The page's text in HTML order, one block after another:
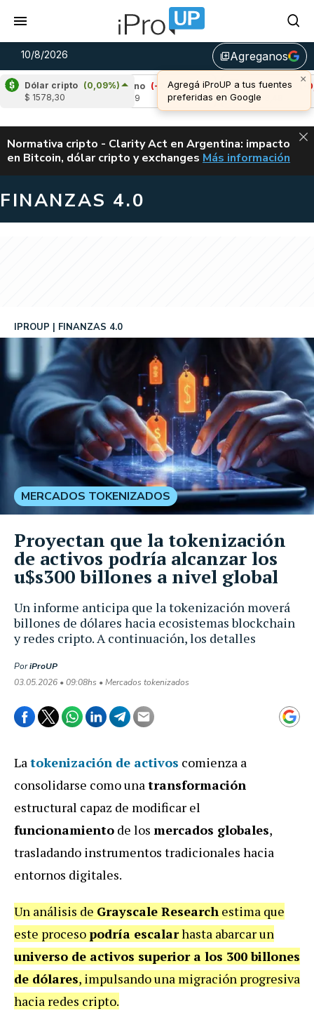
10/8/2026 library_addAgreganos
×
Agregá iProUP a tus fuentes
preferidas en Google
Dólar cripto (0,09%)
$ 1578,30
Cardano (-2,73%)
Avalanche (-0,73%)
u$s 6,48
ALERTA
Normativa cripto - Clarity Act en Argentina: impacto
en Bitcoin, dólar cripto y exchanges CLARITY ACT EN
Más información
FINANZAS 4.0
Un informe anticipa que la tokenización moverá
billones de dólares hacia ecosistemas blockchain
y redes cripto. A continuación, los detalles
IPROUP FINANZAS 4.0
PoriProUP
03.05.2026 • 09:08hs • Mercados tokenizados
MERCADOS TOKENIZADOS
Proyectan que la tokenización
de activos podría alcanzar los
u$s300 billones a nivel global
Latokenización de activos comienza a
consolidarse como unatransformación
estructural capaz de modificar el
funcionamiento de los mercados globales,
trasladando instrumentos tradicionales hacia
entornos digitales.
Un análisis de Grayscale Research estima que
este procesopodría escalarhasta abarcar un
universo de activos superior a los 300 billones
de dólares, impulsando una migración progresiva
hacia redes cripto.